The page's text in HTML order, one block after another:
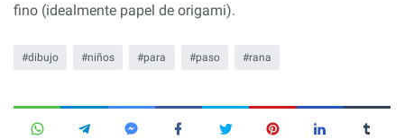
fino (idealmente papel de origami).
dibujo niños para paso rana